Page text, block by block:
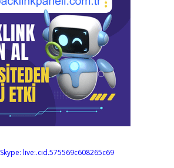
Skype: live:.cid.575569c608265c69